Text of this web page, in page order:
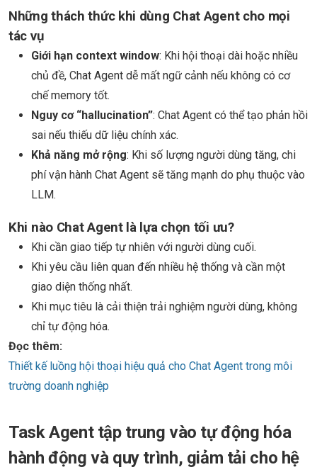
Những thách thức khi dùng Chat Agent cho mọi
tác vụ
Giới hạn context window: Khi hội thoại dài hoặc nhiều
chủ đề, Chat Agent dễ mất ngữ cảnh nếu không có cơ
chế memory tốt.
Nguy cơ “hallucination”: Chat Agent có thể tạo phản hồi
sai nếu thiếu dữ liệu chính xác.
Khả năng mở rộng: Khi số lượng người dùng tăng, chi
phí vận hành Chat Agent sẽ tăng mạnh do phụ thuộc vào
LLM.
Khi nào Chat Agent là lựa chọn tối ưu?
Khi cần giao tiếp tự nhiên với người dùng cuối.
Khi yêu cầu liên quan đến nhiều hệ thống và cần một
giao diện thống nhất.
Khi mục tiêu là cải thiện trải nghiệm người dùng, không
chỉ tự động hóa.
Đọc thêm:
Thiết kế luồng hội thoại hiệu quả cho Chat Agent trong môi
trường doanh nghiệp
Task Agent tập trung vào tự động hóa
hành động và quy trình, giảm tải cho hệ